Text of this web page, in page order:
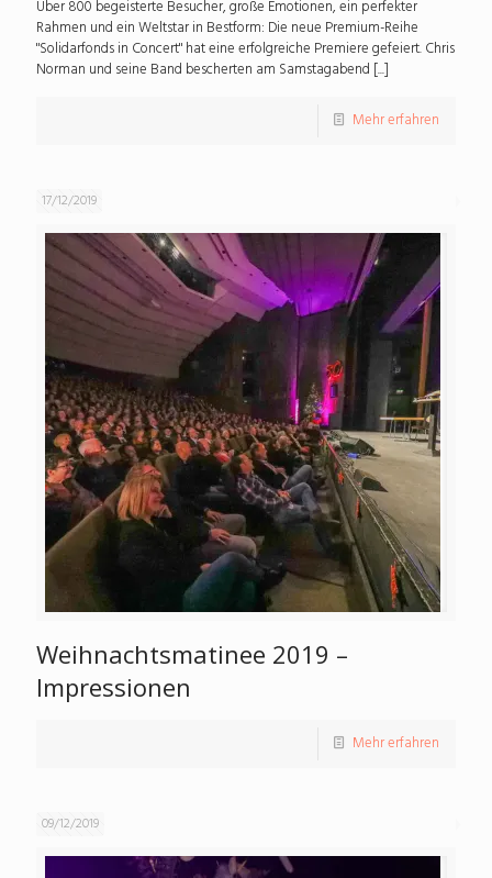
Über 800 begeisterte Besucher, große Emotionen, ein perfekter
Rahmen und ein Weltstar in Bestform: Die neue Premium-Reihe
"Solidarfonds in Concert" hat eine erfolgreiche Premiere gefeiert. Chris
Norman und seine Band bescherten am Samstagabend [...]
Mehr erfahren
17/12/2019
Weihnachtsmatinee 2019 –
Impressionen
Mehr erfahren
09/12/2019